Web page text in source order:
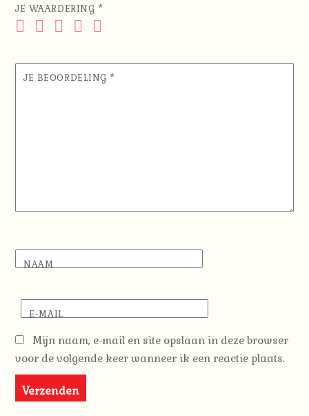
JE WAARDERING *
JE BEOORDELING *
NAAM
E-MAIL
Mijn naam, e-mail en site opslaan in deze browser
voor de volgende keer wanneer ik een reactie plaats.